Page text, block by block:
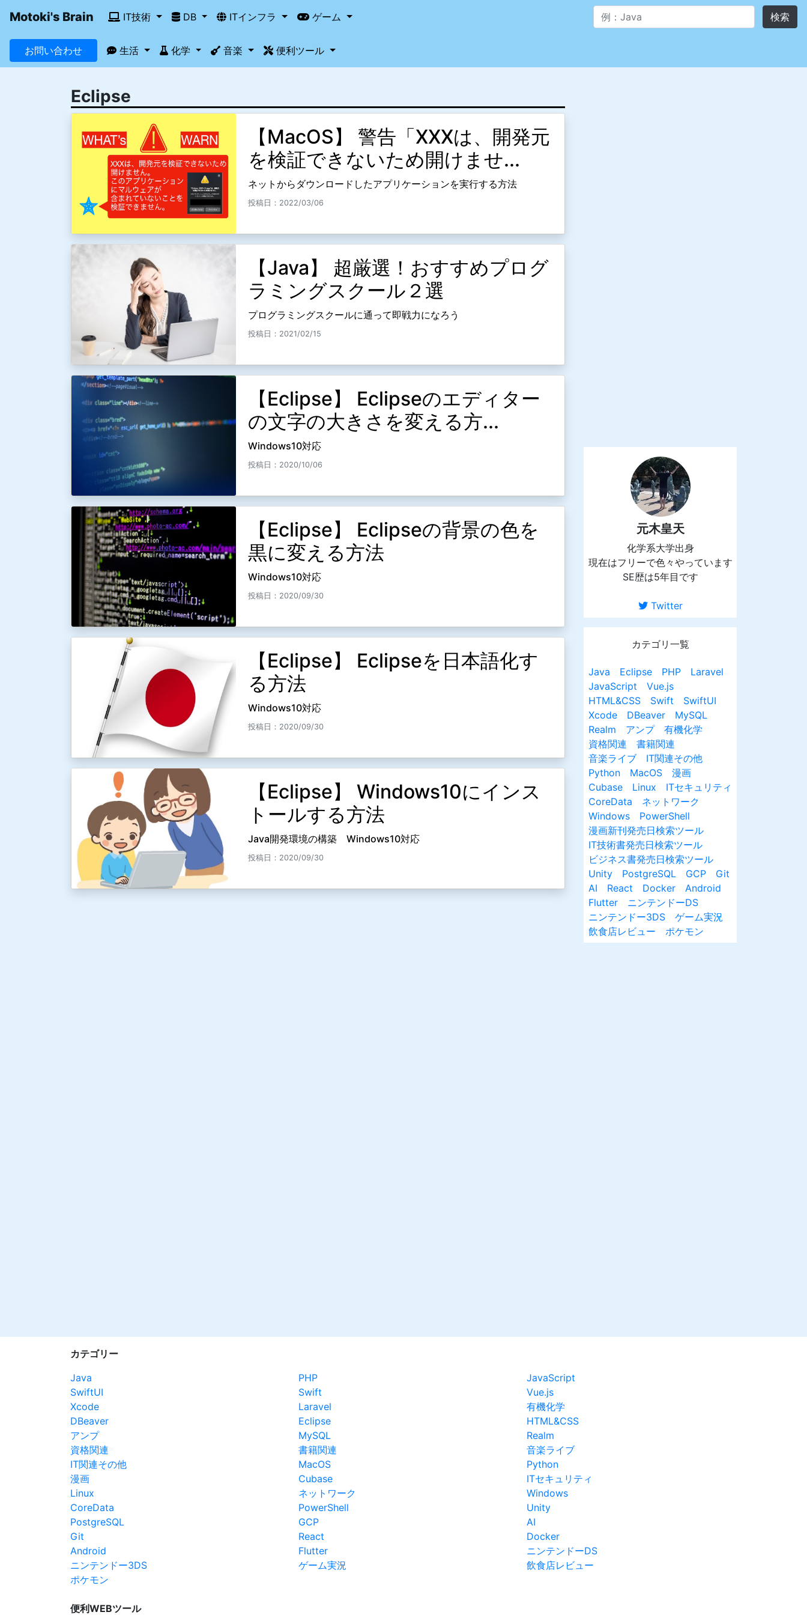
Motoki's Brain IT技術 DB ITインフラ ゲーム 検索
お問い合わせ 生活 化学 音楽 便利ツール
Eclipse
【MacOS】 警告「XXXは、開発元
を検証できないため開けませ...
ネットからダウンロードしたアプリケーションを実行する方法
投稿日：2022/03/06
【Java】 超厳選！おすすめプログ
ラミングスクール２選
プログラミングスクールに通って即戦力になろう
投稿日：2021/02/15
【Eclipse】 Eclipseのエディター
の文字の大きさを変える方...
Windows10対応
投稿日：2020/10/06
【Eclipse】 Eclipseの背景の色を
黒に変える方法
Windows10対応
投稿日：2020/09/30
【Eclipse】 Eclipseを日本語化す
る方法
Windows10対応
投稿日：2020/09/30
【Eclipse】 Windows10にインス
トールする方法
Java開発環境の構築 Windows10対応
投稿日：2020/09/30
元木皇天
化学系大学出身
現在はフリーで色々やっています
SE歴は5年目です
Twitter
カテゴリ一覧
Java Eclipse PHP
Laravel
JavaScript
Vue.js
HTML&CSS
Swift
SwiftUI
Xcode
DBeaver
MySQL
Realm
アンプ
有機化学
資格関連
書籍関連
音楽ライブ
IT関連その他
Python
MacOS
漫画
Cubase
Linux
ITセキュリティ
CoreData
ネットワーク
Windows
PowerShell
漫画新刊発売日検索ツール
IT技術書発売日検索ツール
ビジネス書発売日検索ツール
Unity
PostgreSQL GCP
Git
AI
React Docker
Android
Flutter
ニンテンドーDS
ニンテンドー3DS
ゲーム実況
飲食店レビュー
ポケモン
カテゴリー
Java
SwiftUI
Xcode
DBeaver
アンプ
資格関連
IT関連その他
漫画
Linux
CoreData
PostgreSQL
Git
Android
ニンテンドー3DS
ポケモン
PHP
Swift
Laravel
Eclipse
MySQL
書籍関連
MacOS
Cubase
ネットワーク
PowerShell
GCP
React
Flutter
ゲーム実況
JavaScript
Vue.js
有機化学
HTML&CSS
Realm
音楽ライブ
Python
ITセキュリティ
Windows
Unity
AI
Docker
ニンテンドーDS
飲食店レビュー
便利WEBツール